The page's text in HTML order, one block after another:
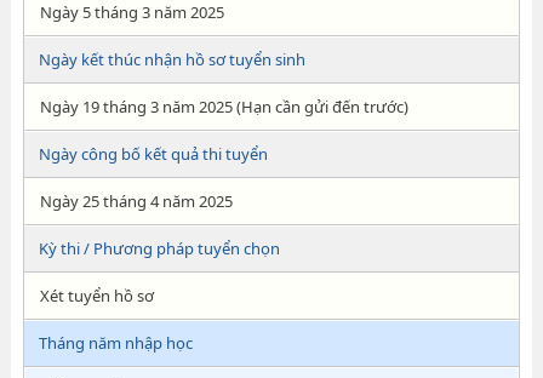
Ngày 5 tháng 3 năm 2025
Ngày kết thúc nhận hồ sơ tuyển sinh
Ngày 19 tháng 3 năm 2025 (Hạn cần gửi đến trước)
Ngày công bố kết quả thi tuyển
Ngày 25 tháng 4 năm 2025
Kỳ thi / Phương pháp tuyển chọn
Xét tuyển hồ sơ
Tháng năm nhập học